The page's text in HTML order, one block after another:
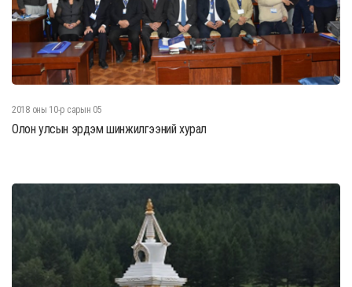
2018 оны 10-р сарын 05
Олон улсын эрдэм шинжилгээний хурал